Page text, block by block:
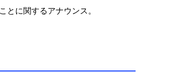
とに関するアナウンス。